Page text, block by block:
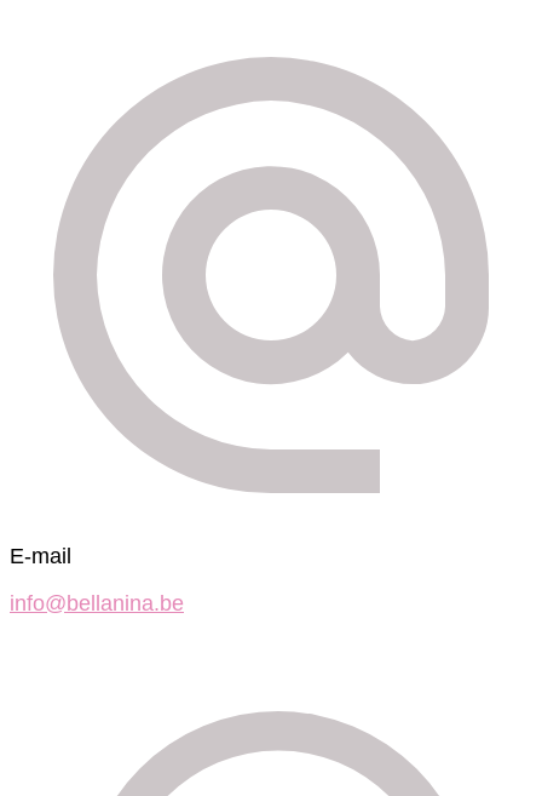
E-mail
info@bellanina.be